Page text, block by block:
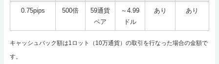
0.75pips 500倍
59通貨
ペア
～4.99
ドル
あり あり
キャッシュバック額は1ロット（10万通貨）の取引を行なった場合の金額で
す。